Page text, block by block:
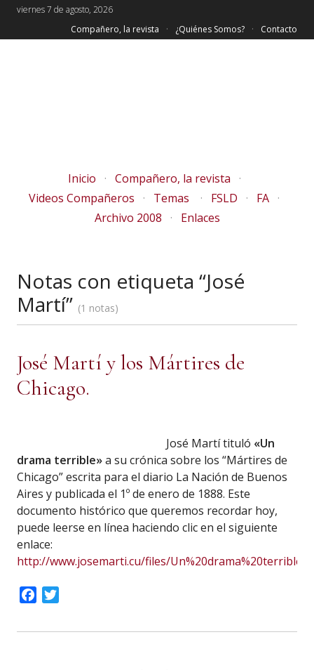
viernes 7 de agosto, 2026
Compañero, la revista
¿Quiénes Somos? Contacto
Inicio
Compañero, la revista
Videos Compañeros
Temas FSLD
FA
Archivo 2008
Enlaces
Notas con etiqueta “José
Martí”
1 notas
José Martí y los Mártires de
Chicago.
José Martí tituló «Un
drama terrible»a su crónica sobre los “Mártires de
Chicago” escrita para el diario La Nación de Buenos
Aires y publicada el 1º de enero de 1888. Este
documento histórico que queremos recordar hoy,
puede leerse en línea haciendo clic en el siguiente
enlace:
http://www.josemarti.cu/files/
Facebook